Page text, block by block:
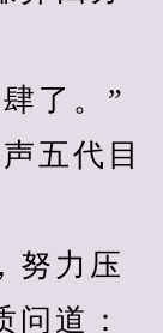
了。”
五代目
力压
道：